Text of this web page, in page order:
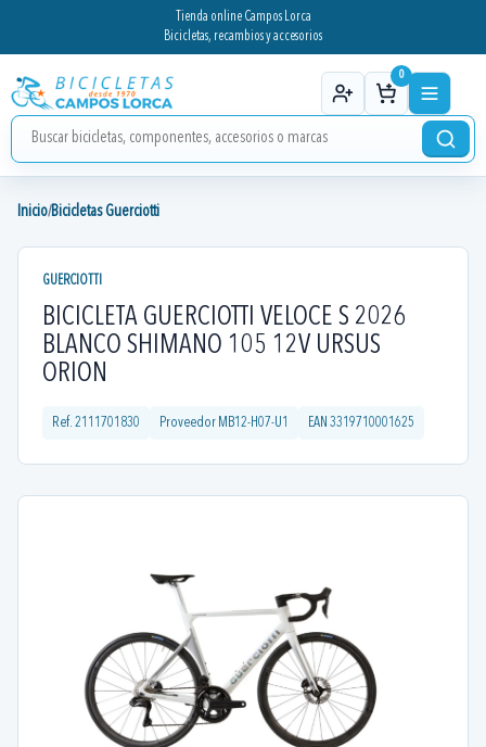
Tienda online Campos Lorca
Bicicletas, recambios y accesorios
0
Inicio/Bicicletas Guerciotti
GUERCIOTTI
BICICLETA GUERCIOTTI VELOCE S 2026
BLANCO SHIMANO 105 12V URSUS
ORION
Ref. 2111701830 Proveedor MB12-H07-U1 EAN 3319710001625